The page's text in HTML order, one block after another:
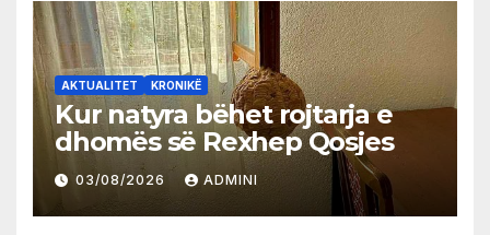
AKTUALITET KRONIKË
Kur natyra bëhet rojtarja e
dhomës së Rexhep Qosjes
03/08/2026 ADMINI